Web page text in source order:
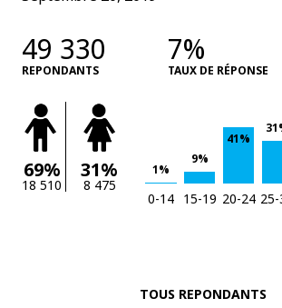
49 330
REPONDANTS
7%
TAUX DE RÉPONSE
69%
18 510
31%
8 475
1%
9%
41%
0-14 15-19 20-24 25-
TOUS REPONDANTS